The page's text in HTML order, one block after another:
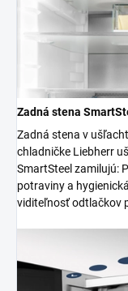
Zadná stena
Zadná stena v
chladničke Liebherr
SmartSteel zamilujú:
potraviny a
viditeľnosť odtlačkov